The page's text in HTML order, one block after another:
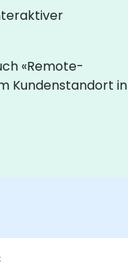
«Remote-
Kundenstandort in